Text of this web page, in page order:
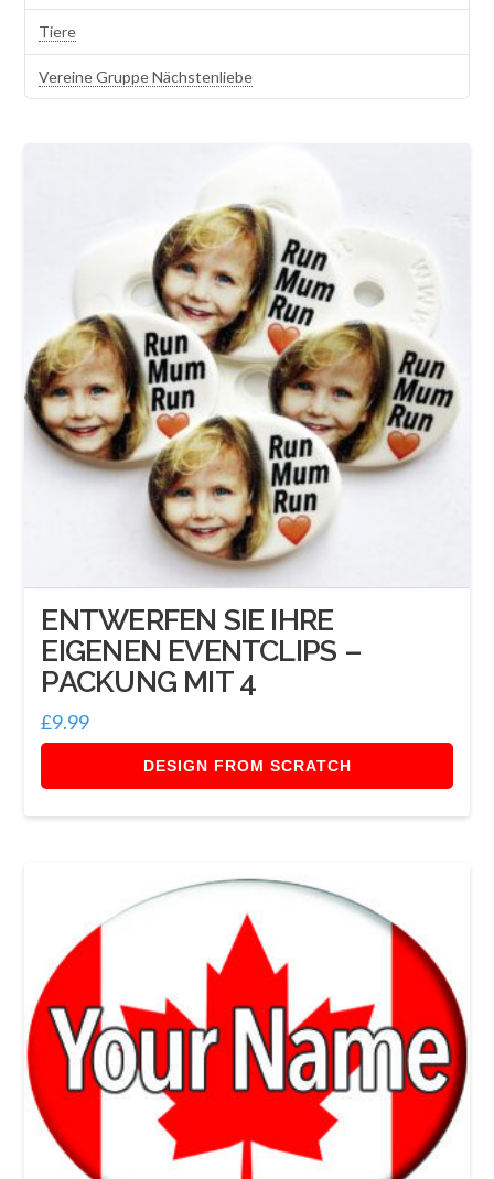
ENTWERFEN SIE IHRE
EIGENEN EVENTCLIPS –
PACKUNG MIT 4
£9.99
DESIGN FROM SCRATCH
Tiere
Vereine Gruppe Nächstenliebe